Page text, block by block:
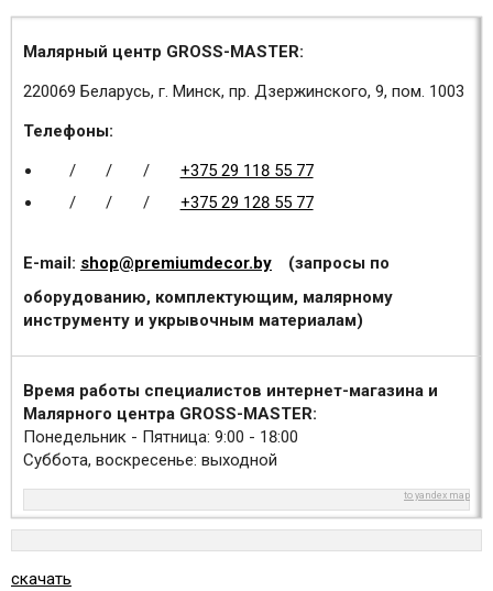
Малярный центр GROSS-MASTER:
220069 Беларусь, г. Минск, пр. Дзержинского, 9, пом. 1003
Телефоны:
/
/ /
+375 29 118 55 77
/
/ / +375 29 128 55 77
E-mail: shop@premiumdecor.by
(запросы по
оборудованию, комплектующим, малярному
инструменту и укрывочным материалам)
Время работы специалистов интернет-магазина и
Малярного центра GROSS-MASTER:
Понедельник - Пятница: 9:00 - 18:00
Суббота, воскресенье: выходной
to yandex map
скачать